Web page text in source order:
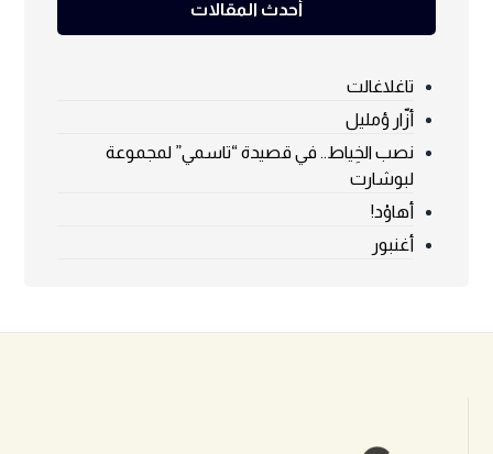
أحدث المقالات
تاغلاغالت
أزّار ؤمليل
نصب الخِياط.. في قصيدة “تاسمي” لمجموعة
لبوشارت
أهاوْد!
أغنبور